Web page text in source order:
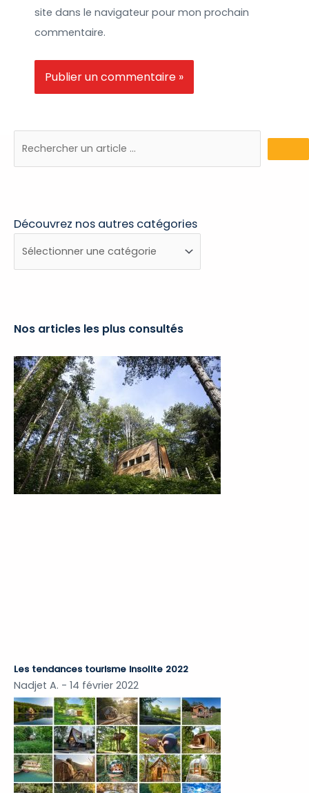
site dans le navigateur pour mon prochain
commentaire.
Découvrez nos autres catégories
Nos articles les plus consultés
Les tendances tourisme insolite 2022
Nadjet A. 14 février 2022